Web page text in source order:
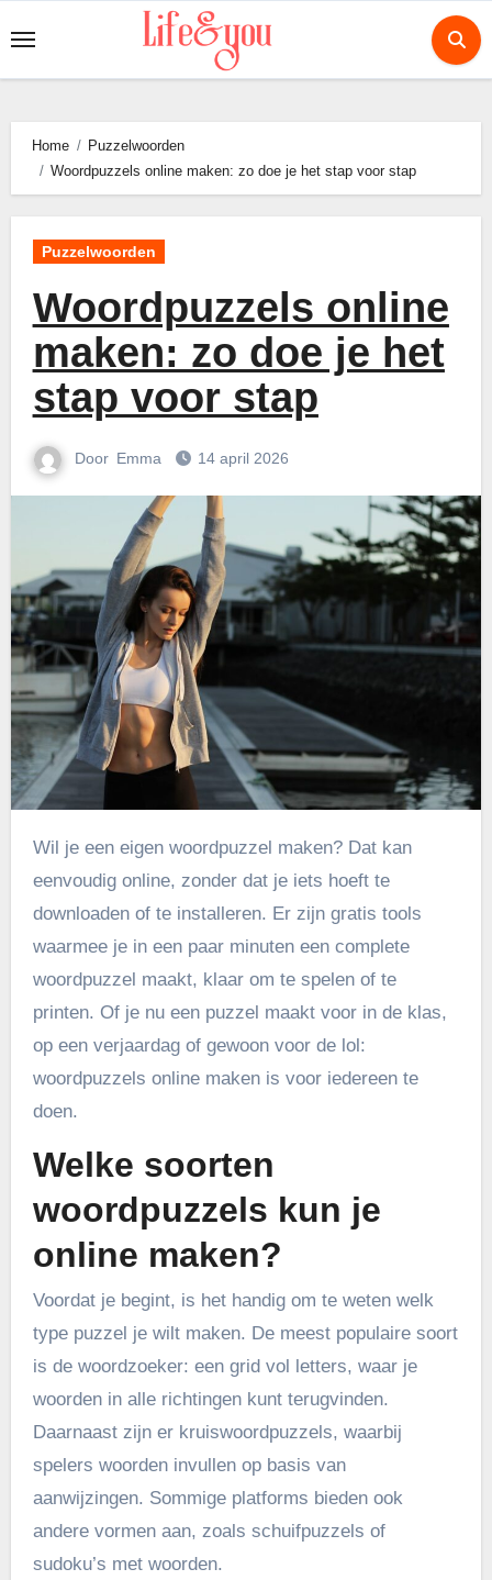
naar
de
Home
Puzzelwoorden
Woordpuzzels online maken: zo doe je het stap voor stap
Puzzelwoorden
Woordpuzzels online
maken: zo doe je het
stap voor stap
Door Emma 14 april 2026
Wil je een eigen woordpuzzel maken? Dat kan
eenvoudig online, zonder dat je iets hoeft te
downloaden of te installeren. Er zijn gratis tools
waarmee je in een paar minuten een complete
woordpuzzel maakt, klaar om te spelen of te
printen. Of je nu een puzzel maakt voor in de klas,
op een verjaardag of gewoon voor de lol:
woordpuzzels online maken is voor iedereen te
doen.
Welke soorten
woordpuzzels kun je
online maken?
Voordat je begint, is het handig om te weten welk
type puzzel je wilt maken. De meest populaire soort
is de woordzoeker: een grid vol letters, waar je
woorden in alle richtingen kunt terugvinden.
Daarnaast zijn er kruiswoordpuzzels, waarbij
spelers woorden invullen op basis van
aanwijzingen. Sommige platforms bieden ook
andere vormen aan, zoals schuifpuzzels of
sudoku’s met woorden.